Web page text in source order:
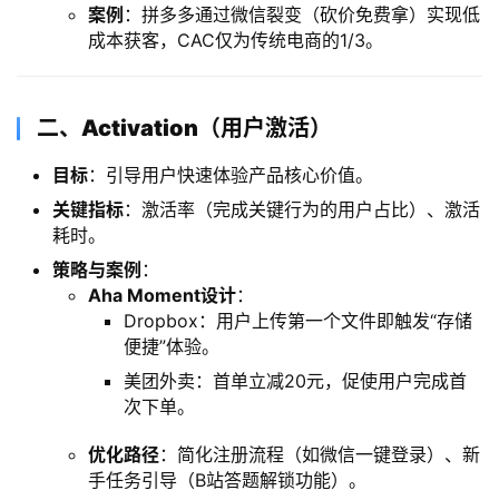
​案例​ ​：拼多多通过微信裂变（砍价免费拿）实现低
成本获客，CAC仅为传统电商的1/3。
​二、Activation（用户激活）​
​目标​​：引导用户快速体验产品核心价值。
​关键指标​​：激活率（完成关键行为的用户占比）、激活
耗时。
​策略与案例​ ​：
​Aha Moment设计​​：
Dropbox：用户上传第一个文件即触发“存储
便捷”体验。
美团外卖：首单立减20元，促使用户完成首
次下单。
​优化路径​​：简化注册流程（如微信一键登录）、新
手任务引导（B站答题解锁功能）。